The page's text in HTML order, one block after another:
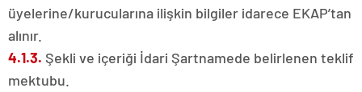
üyelerine/kurucularına ilişkin bilgiler idarece EKAP’tan
alınır.
4.1.3. Şekli ve içeriği İdari Şartnamede belirlenen teklif
mektubu.